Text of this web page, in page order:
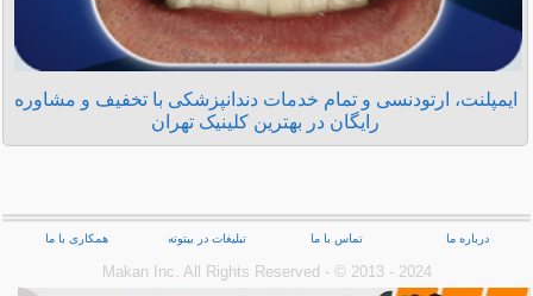
ایمپلنت، ارتودنسی و تمام خدمات دندانپزشکی با تخفیف و مشاوره
رایگان در بهترین کلینیک تهران
درباره ما تماس با ما تبلیغات در بیتوته همکاری با ما
Makan Inc.‎ All Rights Reserved - © 2013 - 2024